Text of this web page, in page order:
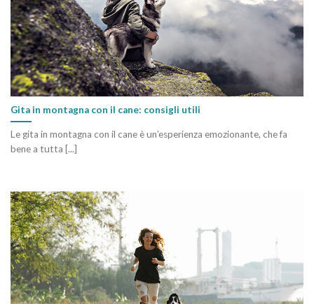
Gita in montagna con il cane: consigli utili
Le gita in montagna con il cane è un’esperienza emozionante, che fa
bene a tutta [...]